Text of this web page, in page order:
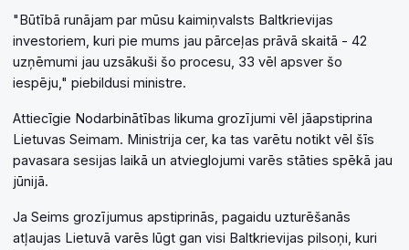
"Būtībā runājam par mūsu kaimiņvalsts Baltkrievijas
investoriem, kuri pie mums jau pārceļas prāvā skaitā - 42
uzņēmumi jau uzsākuši šo procesu, 33 vēl apsver šo
iespēju," piebildusi ministre.
Attiecīgie Nodarbinātības likuma grozījumi vēl jāapstiprina
Lietuvas Seimam. Ministrija cer, ka tas varētu notikt vēl šīs
pavasara sesijas laikā un atvieglojumi varēs stāties spēkā jau
jūnijā.
Ja Seims grozījumus apstiprinās, pagaidu uzturēšanās
atļaujas Lietuvā varēs lūgt gan visi Baltkrievijas pilsoņi, kuri